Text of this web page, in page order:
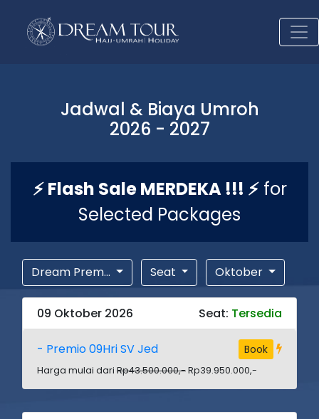
Jadwal & Biaya Umroh
2026 - 2027
⚡ Flash Sale MERDEKA !!! ⚡for
Selected Packages
Dream Prem... Seat Oktober
09 Oktober 2026 Seat: Tersedia
- Premio 09Hri SV Jed Book
Harga mulai dari Rp43.500.000,-Rp39.950.000,-